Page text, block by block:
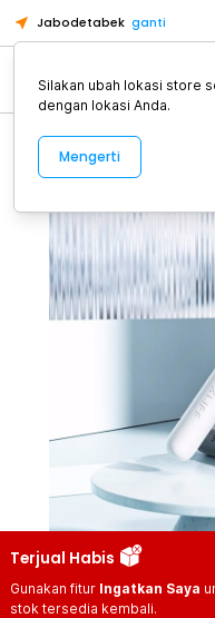
Jabodetabek ganti
Alat Kopi
Terjual Habis
Gunakan fitur Ingatkan Saya
stok tersedia kembali.
Silakan ubah lokasi store
dengan lokasi Anda.
Mengerti